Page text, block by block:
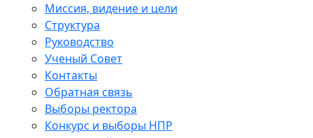
Миссия, видение и цели
Структура
Руководство
Ученый Совет
Контакты
Обратная связь
Выборы ректора
Конкурс и выборы НПР